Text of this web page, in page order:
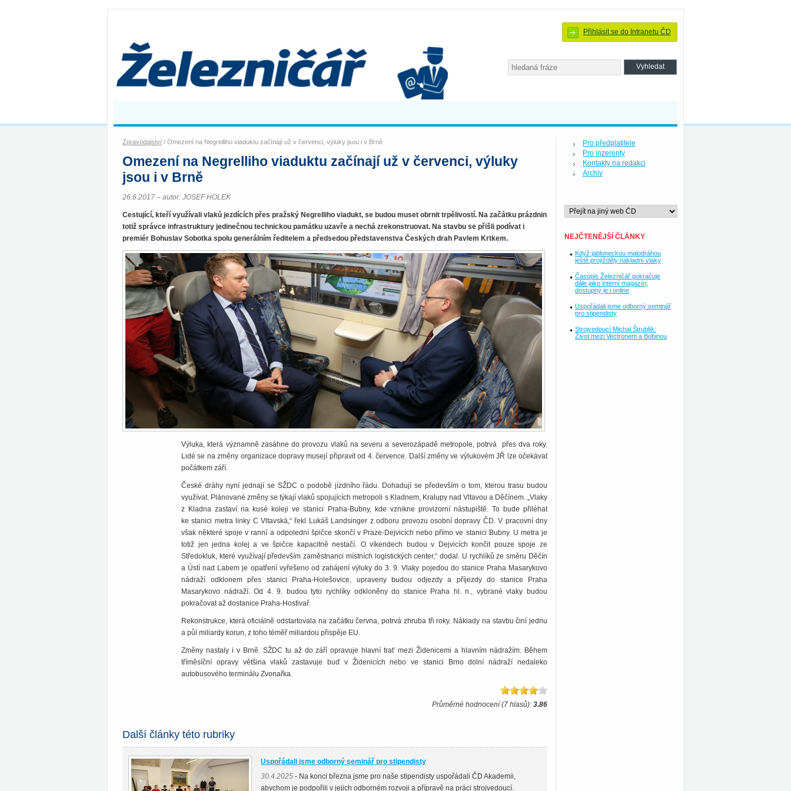
Přihlásit se do Intranetu ČD
Zpravodajství / Omezení na Negrelliho viaduktu začínají už v červenci, výluky jsou i v Brně
Omezení na Negrelliho viaduktu začínají už v červenci, výluky
jsou i v Brně
26.6.2017 – autor: JOSEF HOLEK
Cestující, kteří využívali vlaků jezdících přes pražský Negrelliho viadukt, se budou muset obrnit trpělivostí. Na začátku prázdnin
totiž správce infrastruktury jedinečnou technickou památku uzavře a nechá zrekonstruovat. Na stavbu se přišli podívat i
premiér Bohuslav Sobotka spolu generálním ředitelem a předsedou představenstva Českých drah Pavlem Krtkem.
Výluka, která významně zasáhne do provozu vlaků na severu a severozápadě metropole, potrvá přes dva roky.
Lidé se na změny organizace dopravy musejí připravit od 4. července. Další změny ve výlukovém JŘ lze očekávat
počátkem září.
České dráhy nyní jednají se SŽDC o podobě jízdního řádu. Dohadují se především o tom, kterou trasu budou
využívat. Plánované změny se týkají vlaků spojujících metropoli s Kladnem, Kralupy nad Vltavou a Děčínem. „Vlaky
z Kladna zastaví na kusé koleji ve stanici Praha-Bubny, kde vznikne provizorní nástupiště. To bude přiléhat
ke stanici metra linky C Vltavská,“ řekl Lukáš Landsinger z odboru provozu osobní dopravy ČD. V pracovní dny
však některé spoje v ranní a odpolední špičce skončí v Praze-Dejvicích nebo přímo ve stanici Bubny. U metra je
totiž jen jedna kolej a ve špičce kapacitně nestačí. O víkendech budou v Dejvicích končit pouze spoje ze
Středokluk, které využívají především zaměstnanci místních logistických center,“ dodal. U rychlíků ze směru Děčín
a Ústí nad Labem je opatření vyřešeno od zahájení výluky do 3. 9. Vlaky pojedou do stanice Praha Masarykovo
nádraží odklonem přes stanici Praha-Holešovice, upraveny budou odjezdy a příjezdy do stanice Praha
Masarykovo nádraží. Od 4. 9. budou tyto rychlíky odkloněny do stanice Praha hl. n., vybrané vlaky budou
pokračovat až dostanice Praha-Hostivař.
Rekonstrukce, která oficiálně odstartovala na začátku června, potrvá zhruba tři roky. Náklady na stavbu činí jednu
a půl miliardy korun, z toho téměř miliardou přispěje EU.
Změny nastaly i v Brně. SŽDC tu až do září opravuje hlavní trať mezi Židenicemi a hlavním nádražím. Během
tříměsíční opravy většina vlaků zastavuje buď v Židenicích nebo ve stanici Brno dolní nádraží nedaleko
autobusového terminálu Zvonařka.
Průměrné hodnocení (7 hlasů): 3.86
Další články této rubriky
Uspořádali jsme odborný seminář pro stipendisty
30.4.2025 - Na konci března jsme pro naše stipendisty uspořádali ČD Akademii,
abychom je podpořili v jejich odborném rozvoji a přípravě na práci strojvedoucí.
Pro předplatitele
Pro inzerenty
Kontakty na redakci
Archiv
NEJČTENĚJŠÍ ČLÁNKY
Když jabloneckou malodráhou
ještě projížděly nákladní vlaky
Časopis Železničář pokračuje
dále jako interní magazín,
dostupný je i online
Uspořádali jsme odborný seminář
pro stipendisty
Strojvedoucí Michal Štrublík:
Život mezi Vectronem a Bobinou